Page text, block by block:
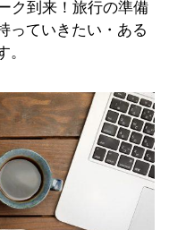
ク到来！旅行の準備
っていきたい・ある
。